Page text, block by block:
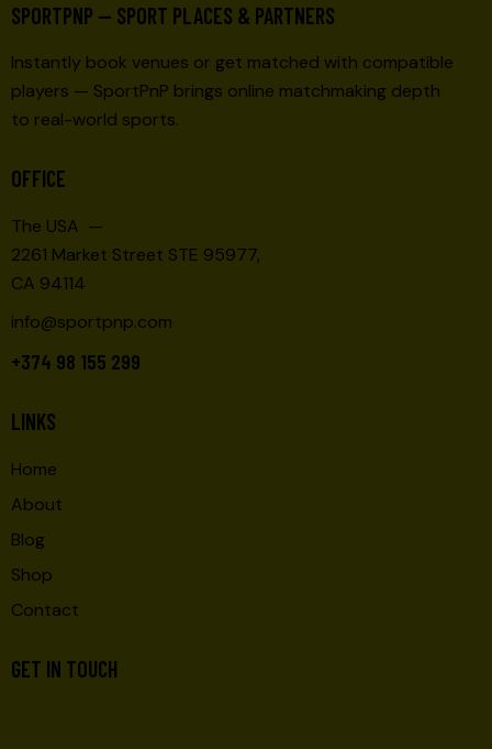
SPORTPNP — SPORT PLACES & PARTNERS
Instantly book venues or get matched with compatible
players — SportPnP brings online matchmaking depth
to real-world sports.
OFFICE
The USA —
2261 Market Street STE 95977,
CA 94114
info@sportpnp.com
+374 98 155 299
LINKS
Home
About
Blog
Shop
Contact
GET IN TOUCH